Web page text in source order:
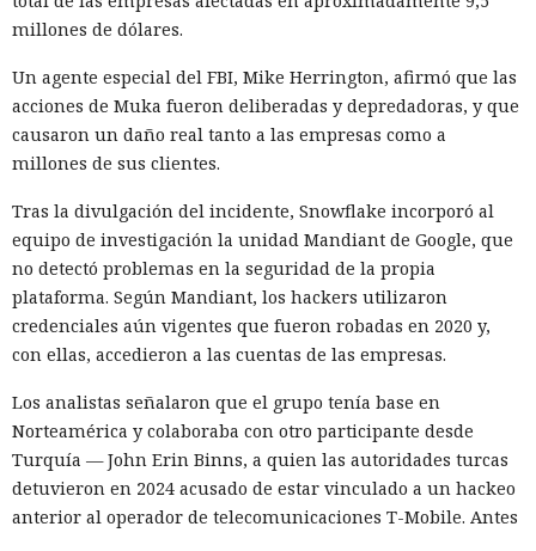
prohibió a los operadores de infraestructura crítica del país
su negocio y en otoño de 2025 suspendió por completo las
entregas de chips para servidores a los centros de datos
chinos, conservando ventas solo en los sectores automotriz
y móvil.
Así, el enfrentamiento tecnológico entre ambos países hace
tiempo que ha superado el marco de aranceles recíprocos y
restricciones a la exportación — ahora están en la mira
empresas concretas y su reputación en mercados
extranjeros. En estas condiciones, los negocios se convierten
cada vez más en instrumentos de medidas de respuesta, y
mercado.
Era demasiado pronto para dar
por muerto a Next.js: la versión
16.3 pulveriza los récords de
rendimiento.
millones de dólares.
Un agente especial del FBI, Mike Herrington, afirmó que las
acciones de Muka fueron deliberadas y depredadoras, y que
causaron un daño real tanto a las empresas como a
millones de sus clientes.
Tras la divulgación del incidente, Snowflake incorporó al
equipo de investigación la unidad Mandiant de Google, que
no detectó problemas en la seguridad de la propia
plataforma. Según Mandiant, los hackers utilizaron
credenciales aún vigentes que fueron robadas en 2020 y,
con ellas, accedieron a las cuentas de las empresas.
Los analistas señalaron que el grupo tenía base en
Norteamérica y colaboraba con otro participante desde
Turquía — John Erin Binns, a quien las autoridades turcas
detuvieron en 2024 acusado de estar vinculado a un hackeo
anterior al operador de telecomunicaciones T-Mobile. Antes